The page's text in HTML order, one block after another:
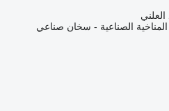
العلني
الصناعية - سخان صناعي